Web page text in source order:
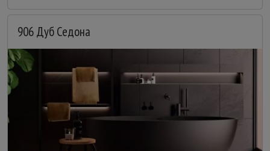
906 Дуб Седона